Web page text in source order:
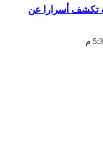
تكشف أسرارا عن